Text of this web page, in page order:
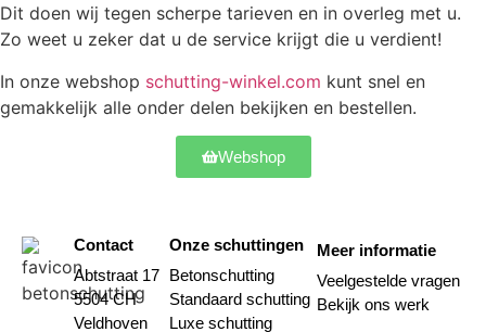
Dit doen wij tegen scherpe tarieven en in overleg met u.
Zo weet u zeker dat u de service krijgt die u verdient!
In onze webshop schutting-winkel.com kunt snel en
gemakkelijk alle onder delen bekijken en bestellen.
Webshop
Contact
Abtstraat 17
5504 CH
Veldhoven
Onze schuttingen
Betonschutting
Standaard schutting
Luxe schutting
Meer informatie
Veelgestelde vragen
Bekijk ons werk